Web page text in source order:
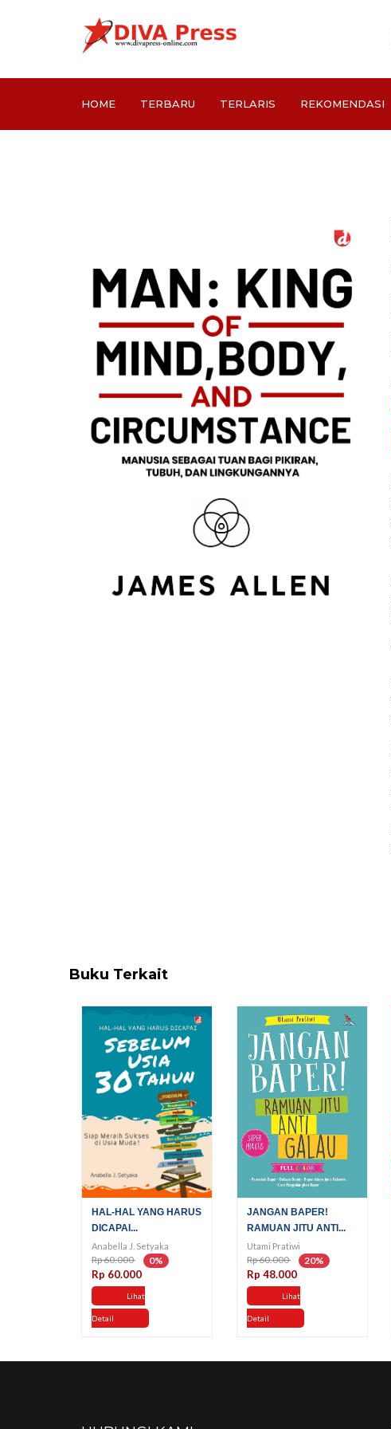
HOME TERBARU TERLARIS REKOMENDASI
Buku Terkait
HAL-HAL YANG HARUS
DICAPAI...
Anabella J. Setyaka
Rp 60.000 0%
Rp 60.000
Lihat
Detail
JANGAN BAPER!
RAMUAN JITU ANTI...
Utami Pratiwi
Rp 60.000 20%
Rp 48.000
Lihat
Detail